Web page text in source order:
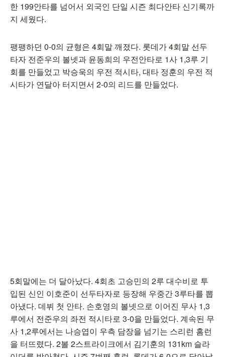
한 199안타를 넘어서 외국인 단일 시즌 최다안타 신기록까
지 세웠다.
팽팽하던 0-0의 균형은 4회말 깨졌다. 롯데가 4회말 선두
타자 전준우의 볼넷과 윤동희의 우전안타로 1사 1,3루 기
회를 만들었고 박승욱의 우전 적시타, 대타 정훈의 우전 적
시타가 연달아 터지면서 2-0의 리드를 만들었다.
5회말에는 더 달아났다. 4회초 고승민의 2루 대수비로 투
입된 신인 이호준이 선두타자로 등장해 우중간 3루타를 뽑
아냈다. 데뷔 첫 안타. 손호영의 볼넷으로 이어진 무사 1,3
루에서 전준우의 좌전 적시타로 3-0을 만들었다. 계속된 무
사 1,2루에서는 나승엽이 우측 담장을 넘기는 스리런 홈런
을 터뜨렸다. 2볼 2스트라이크에서 김기훈의 131km 슬라